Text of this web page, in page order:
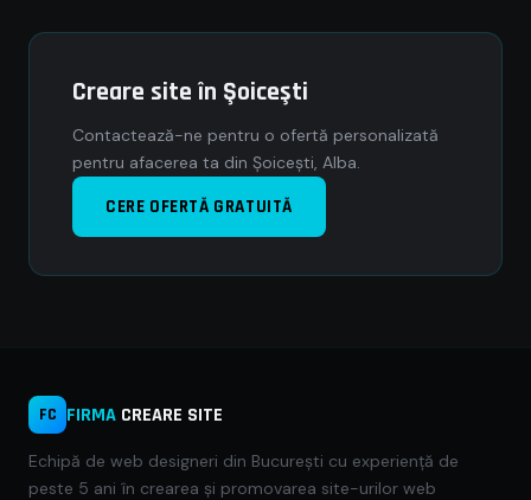
Creare site în Şoiceşti
Contactează-ne pentru o ofertă personalizată
pentru afacerea ta din Şoiceşti, Alba.
CERE OFERTĂ GRATUITĂ
FC FIRMA CREARE SITE
Echipă de web designeri din București cu experiență de
peste 5 ani în crearea și promovarea site-urilor web